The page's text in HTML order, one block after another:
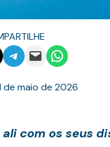
Page
Share on Telegram
Email this PageShare on
de maio de 2026
com os seus